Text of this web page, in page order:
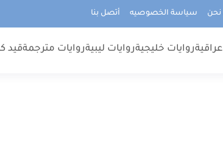
سياسة الخصوصيه أتصل بنا
روايات خليجيةروايات ليبيةروايات مترجمةقيد